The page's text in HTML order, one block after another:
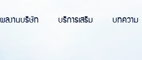
ผลงานบริษัท บริการเสริม บทความ